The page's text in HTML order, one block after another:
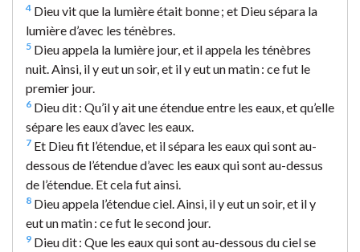
4 Dieu vit que la lumière était bonne ; et Dieu sépara la
lumière d’avec les ténèbres.
5 Dieu appela la lumière jour, et il appela les ténèbres
nuit. Ainsi, il y eut un soir, et il y eut un matin : ce fut le
premier jour.
6 Dieu dit : Qu’il y ait une étendue entre les eaux, et qu’elle
sépare les eaux d’avec les eaux.
7 Et Dieu fit l’étendue, et il sépara les eaux qui sont au-
dessous de l’étendue d’avec les eaux qui sont au-dessus
de l’étendue. Et cela fut ainsi.
8 Dieu appela l’étendue ciel. Ainsi, il y eut un soir, et il y
eut un matin : ce fut le second jour.
9 Dieu dit : Que les eaux qui sont au-dessous du ciel se